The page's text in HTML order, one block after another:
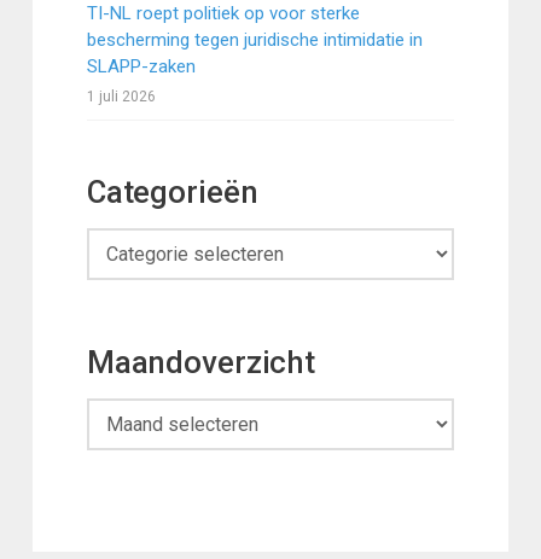
TI-NL roept politiek op voor sterke
bescherming tegen juridische intimidatie in
SLAPP-zaken
1 juli 2026
Categorieën
Categorieën
Maandoverzicht
Maandoverzicht